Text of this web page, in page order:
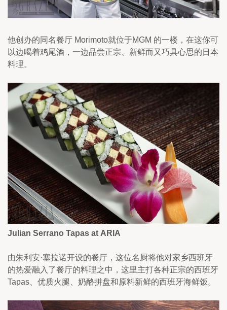
他创办的同名餐厅 Morimoto就位于MGM 的一楼，在这你可
以边喝着鸡尾酒，一边品尝正宗、新鲜而又巧具心思的日本
料理。
Julian Serrano Tapas at ARIA
由朱利安·塞拉诺开设的餐厅，这位名厨将他对家乡西班牙
的热爱融入了餐厅的料理之中，这里主打各种正宗的西班牙
Tapas、优质火腿、奶酪拼盘和原料新鲜的西班牙海鲜饭。